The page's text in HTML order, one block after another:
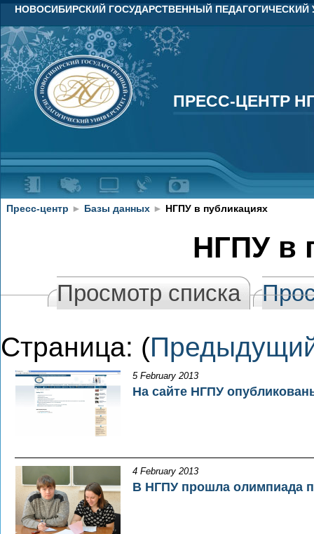
НОВОСИБИРСКИЙ ГОСУДАРСТВЕННЫЙ ПЕДАГОГИЧЕСКИЙ
ПРЕСС-ЦЕНТР
ПРЕСС-ЦЕНТР
Пресс-центр ► Базы данных ► НГПУ в публикациях
НГПУ в
Просмотр списка
Страница: (
5 February 2013
На сайте НГПУ
4 February 2013
В НГПУ прошла олимпиада